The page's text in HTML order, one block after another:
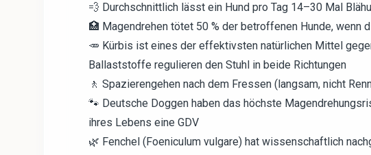
💨 Durchschnittlich lässt ein Hund pro Tag 14–30 Mal
🏥 Magendrehen tötet 50 % der betroffenen Hunde, wenn
🥕 Kürbis ist eines der effektivsten natürlichen Mittel
Ballaststoffe regulieren den Stuhl in beide Richtungen
🚶 Spazierengehen nach dem Fressen (langsam, nicht
🐾 Deutsche Doggen haben das höchste
ihres Lebens eine GDV
🌿 Fenchel (Foeniculum vulgare) hat wissenschaftlich